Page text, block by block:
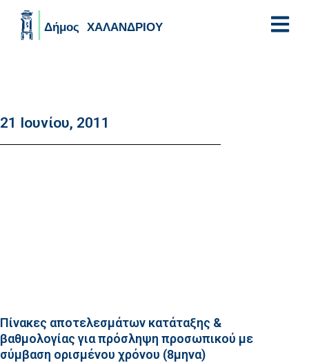
21 Ιουνίου, 2011
Πίνακες αποτελεσμάτων κατάταξης &
βαθμολογίας για πρόσληψη προσωπικού με
σύμβαση ορισμένου χρόνου (8μηνα)